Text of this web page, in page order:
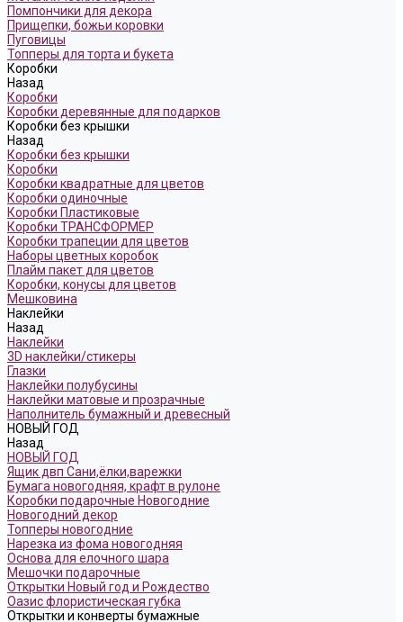
Помпончики для декора
Прищепки, божьи коровки
Пуговицы
Топперы для торта и букета
Коробки
Назад
Коробки
Коробки деревянные для подарков
Коробки без крышки
Назад
Коробки без крышки
Коробки
Коробки квадратные для цветов
Коробки одиночные
Коробки Пластиковые
Коробки ТРАНСФОРМЕР
Коробки трапеции для цветов
Наборы цветных коробок
Плайм пакет для цветов
Коробки, конусы для цветов
Мешковина
Наклейки
Назад
Наклейки
3D наклейки/стикеры
Глазки
Наклейки полубусины
Наклейки матовые и прозрачные
Наполнитель бумажный и древесный
НОВЫЙ ГОД
Назад
НОВЫЙ ГОД
Ящик двп Сани,ёлки,варежки
Бумага новогодняя, крафт в рулоне
Коробки подарочные Новогодние
Новогодний декор
Топперы новогодние
Нарезка из фома новогодняя
Основа для елочного шара
Мешочки подарочные
Открытки Новый год и Рождество
Оазис флористическая губка
Открытки и конверты бумажные